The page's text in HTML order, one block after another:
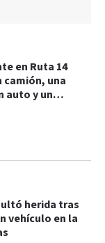
en Ruta 14
camión, una
auto y un
herida tras
vehículo en la